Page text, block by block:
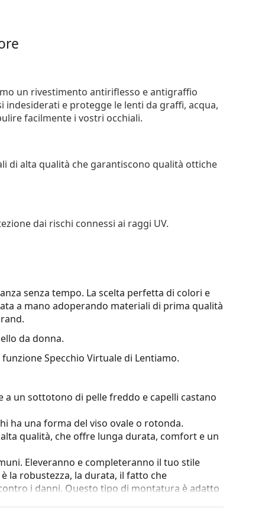
un rivestimento antiriflesso e antigraffio
e protegge le lenti da graffi, acqua,
facilmente i vostri occhiali.
di alta qualità che garantiscono qualità ottiche
dai rischi connessi ai raggi UV.
senza tempo. La scelta perfetta di colori e
a mano adoperando materiali di prima qualità
da donna.
Specchio Virtuale di Lentiamo.
un sottotono di pelle freddo e capelli castano
ha una forma del viso ovale o rotonda.
qualità, che offre lunga durata, comfort e un
Eleveranno e completeranno il tuo stile
la robustezza, la durata, il fatto che
i danni. Questo tipo di montatura è adatto